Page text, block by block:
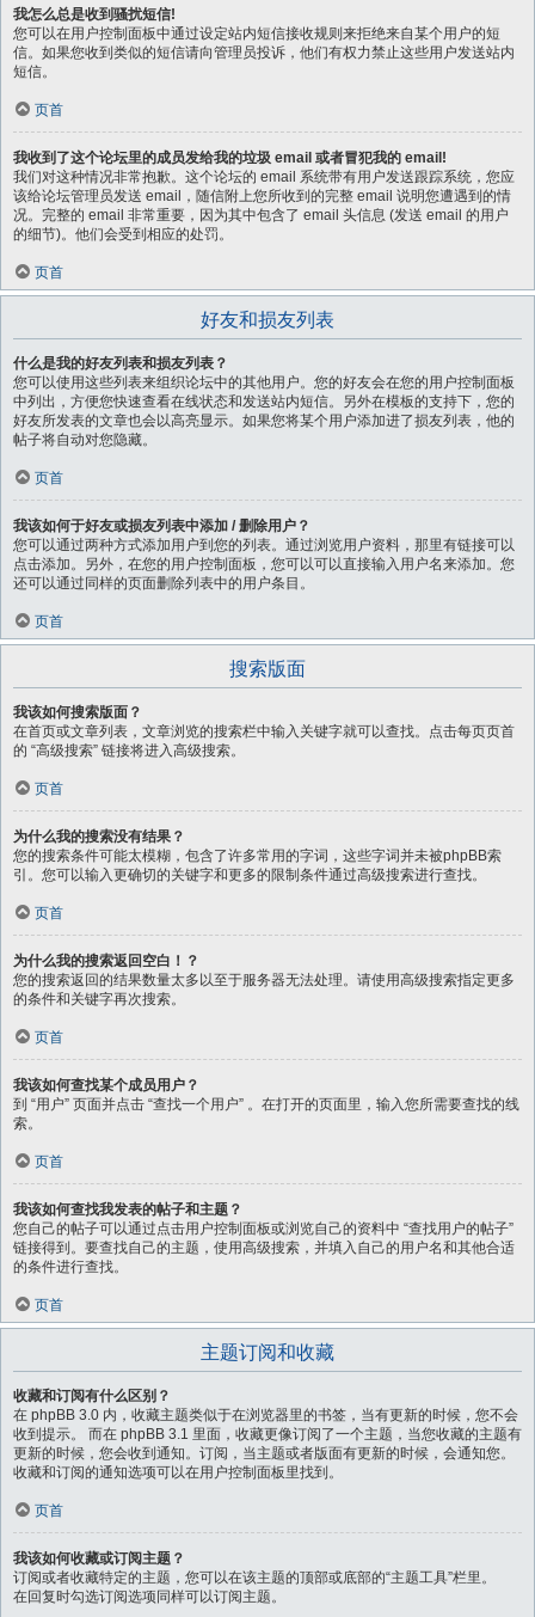
我怎么总是收到骚扰短信!
您可以在用户控制面板中通过设定站内短信接收规则来拒绝来自某个用户的短
信。如果您收到类似的短信请向管理员投诉，他们有权力禁止这些用户发送站内
短信。
页首
我收到了这个论坛里的成员发给我的垃圾 email 或者冒犯我的 email!
我们对这种情况非常抱歉。这个论坛的 email 系统带有用户发送跟踪系统，您应
该给论坛管理员发送 email，随信附上您所收到的完整 email 说明您遭遇到的情
况。完整的 email 非常重要，因为其中包含了 email 头信息 (发送 email 的用户
的细节)。他们会受到相应的处罚。
页首
好友和损友列表
什么是我的好友列表和损友列表？
您可以使用这些列表来组织论坛中的其他用户。您的好友会在您的用户控制面板
中列出，方便您快速查看在线状态和发送站内短信。另外在模板的支持下，您的
好友所发表的文章也会以高亮显示。如果您将某个用户添加进了损友列表，他的
帖子将自动对您隐藏。
页首
我该如何于好友或损友列表中添加 / 删除用户？
您可以通过两种方式添加用户到您的列表。通过浏览用户资料，那里有链接可以
点击添加。另外，在您的用户控制面板，您可以可以直接输入用户名来添加。您
还可以通过同样的页面删除列表中的用户条目。
页首
搜索版面
我该如何搜索版面？
在首页或文章列表，文章浏览的搜索栏中输入关键字就可以查找。点击每页页首
的 “高级搜索” 链接将进入高级搜索。
页首
为什么我的搜索没有结果？
您的搜索条件可能太模糊，包含了许多常用的字词，这些字词并未被phpBB索
引。您可以输入更确切的关键字和更多的限制条件通过高级搜索进行查找。
页首
为什么我的搜索返回空白！？
您的搜索返回的结果数量太多以至于服务器无法处理。请使用高级搜索指定更多
的条件和关键字再次搜索。
页首
我该如何查找某个成员用户？
到 “用户” 页面并点击 “查找一个用户” 。在打开的页面里，输入您所需要查找的线
索。
页首
我该如何查找我发表的帖子和主题？
您自己的帖子可以通过点击用户控制面板或浏览自己的资料中 “查找用户的帖子”
链接得到。要查找自己的主题，使用高级搜索，并填入自己的用户名和其他合适
的条件进行查找。
页首
主题订阅和收藏
收藏和订阅有什么区别？
在 phpBB 3.0 内，收藏主题类似于在浏览器里的书签，当有更新的时候，您不会
收到提示。 而在 phpBB 3.1 里面，收藏更像订阅了一个主题，当您收藏的主题有
更新的时候，您会收到通知。订阅，当主题或者版面有更新的时候，会通知您。
收藏和订阅的通知选项可以在用户控制面板里找到。
页首
我该如何收藏或订阅主题？
订阅或者收藏特定的主题，您可以在该主题的顶部或底部的“主题工具”栏里。
在回复时勾选订阅选项同样可以订阅主题。